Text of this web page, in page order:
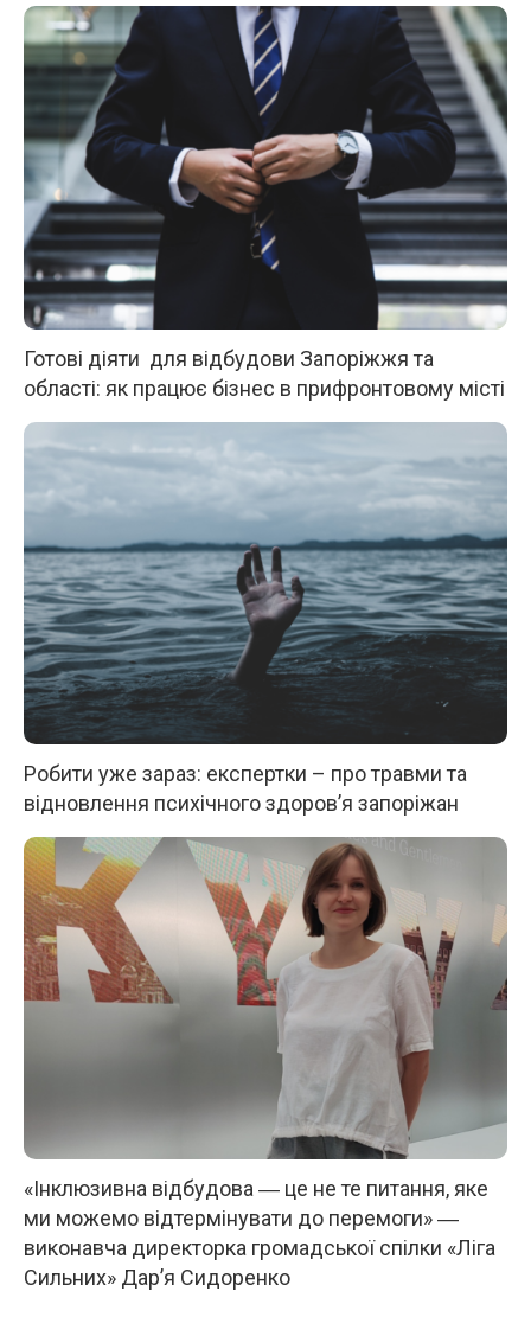
Готові діяти для відбудови Запоріжжя та
області: як працює бізнес в прифронтовому місті
Робити уже зараз: експертки – про травми та
відновлення психічного здоров’я запоріжан
«Інклюзивна відбудова ― це не те питання, яке
ми можемо відтермінувати до перемоги» ―
виконавча директорка громадської спілки «Ліга
Сильних» Дар’я Сидоренко